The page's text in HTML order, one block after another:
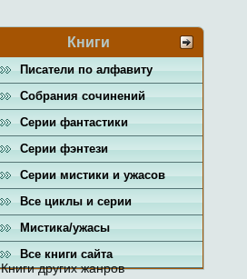
Книги
Писатели по алфавиту
Собрания сочинений
Серии фантастики
Серии фэнтези
Серии мистики и ужасов
Все циклы и серии
Мистика/ужасы
Все книги сайта
Книги других жанров